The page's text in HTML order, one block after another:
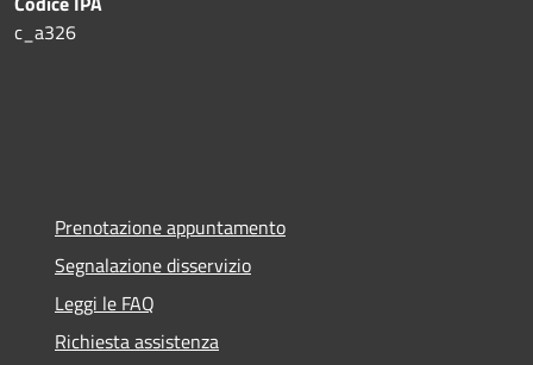
c_a326
Prenotazione appuntamento
Segnalazione disservizio
Leggi le FAQ
Richiesta assistenza